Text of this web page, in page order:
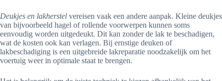
Deukjes en lakherstel vereisen vaak een andere aanpak. Kleine deukjes
van bijvoorbeeld hagel of rollende voorwerpen kunnen soms
eenvoudig worden uitgedeukt. Dit kan zonder de lak te beschadigen,
wat de kosten ook kan verlagen. Bij ernstige deuken of
lakbeschadiging is een uitgebreide lakreparatie noodzakelijk om het
voertuig weer in optimale staat te brengen.